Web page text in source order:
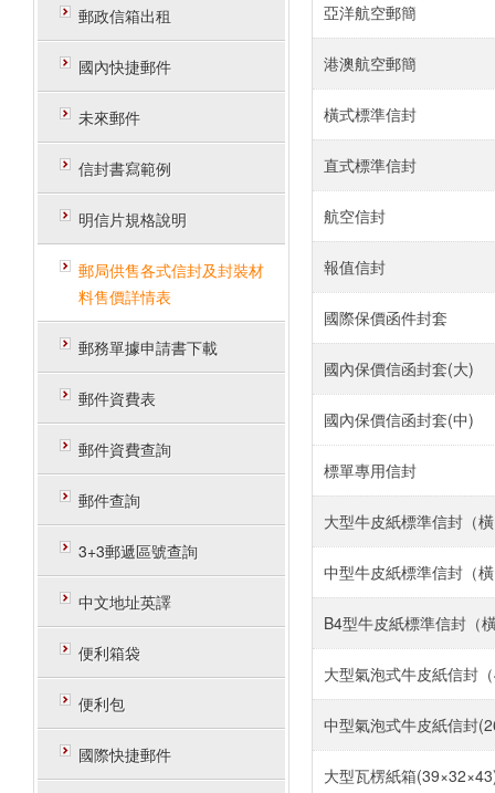
郵政信箱出租
國內快捷郵件
未來郵件
信封書寫範例
明信片規格說明
郵局供售各式信封及封裝材
料售價詳情表
郵務單據申請書下載
郵件資費表
郵件資費查詢
郵件查詢
3+3郵遞區號查詢
中文地址英譯
便利箱袋
便利包
國際快捷郵件
亞洋航空郵簡
港澳航空郵簡
橫式標準信封
直式標準信封
航空信封
報值信封
國際保價函件封套
國內保價信函封套(大)
國內保價信函封套(中)
標單專用信封
大型牛皮紙標準信封（
中型牛皮紙標準信封（
B4型牛皮紙標準信封（
大型氣泡式牛皮紙信封
中型氣泡式牛皮紙信封
大型瓦楞紙箱